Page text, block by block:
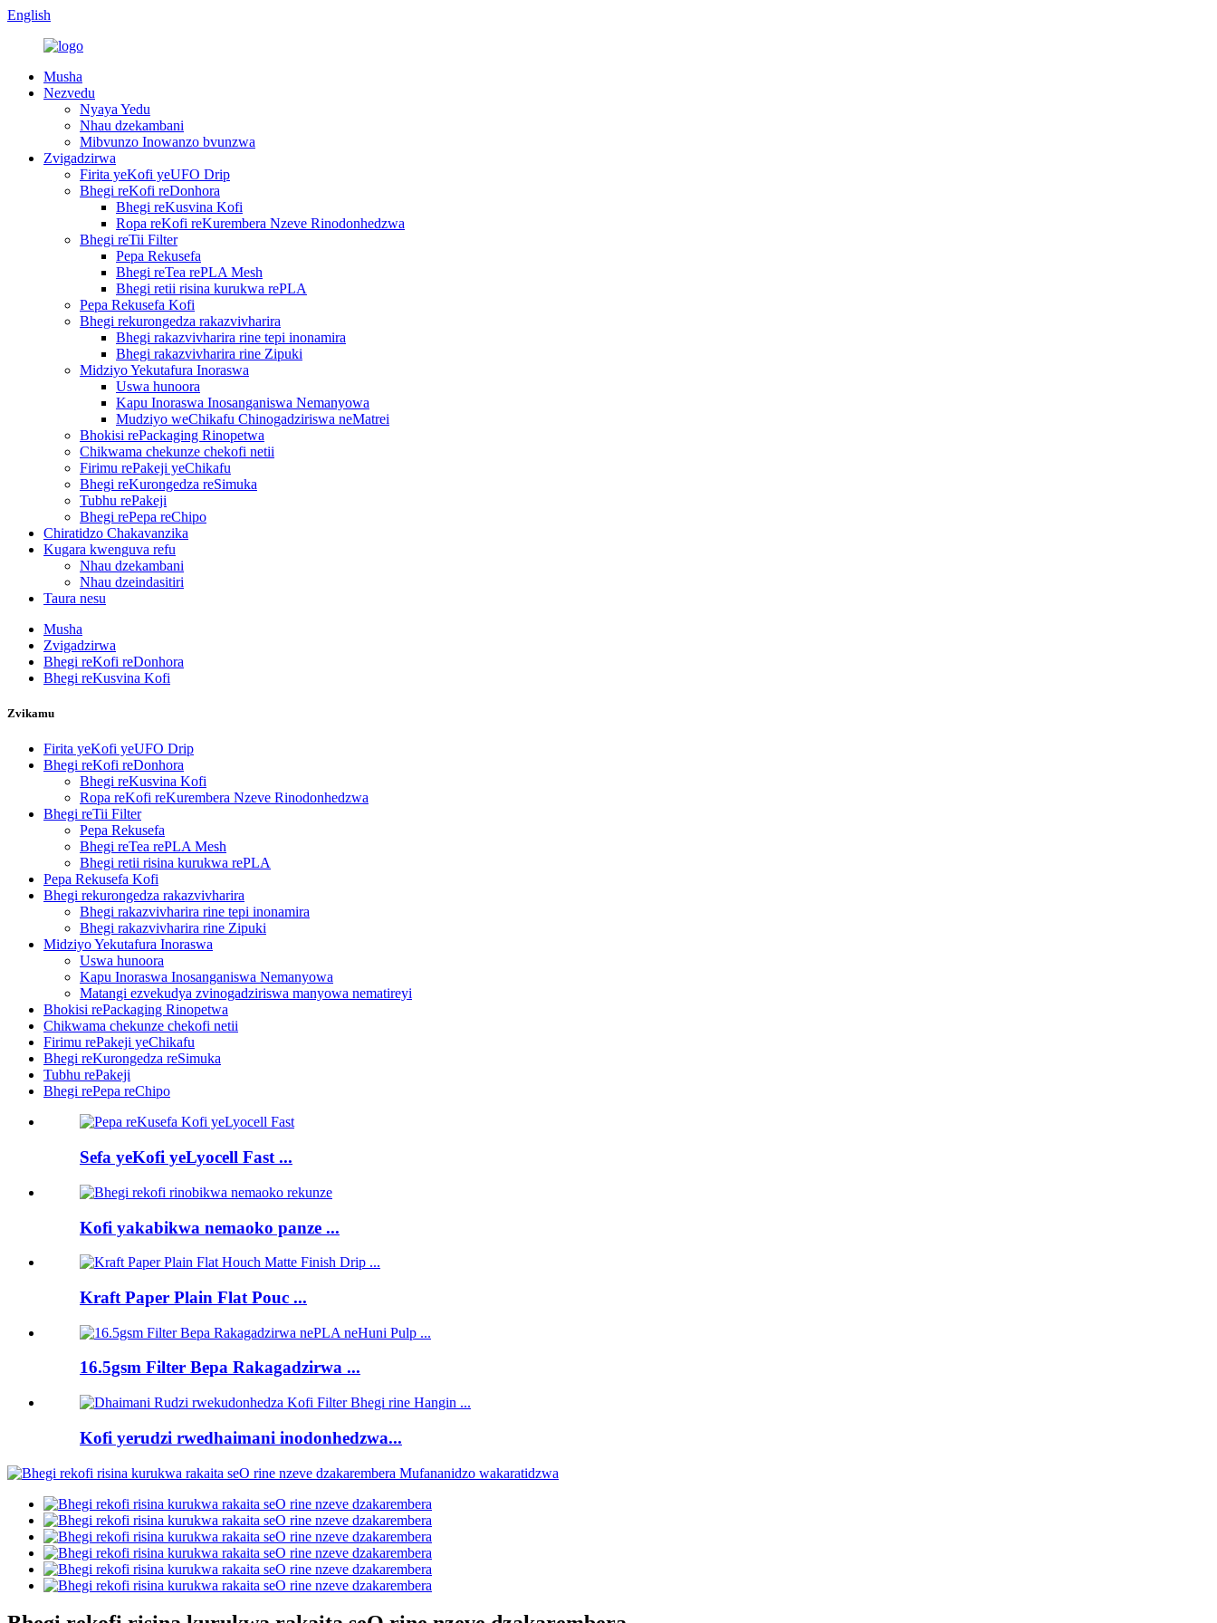
English
Musha
Nezvedu
Nyaya Yedu
Nhau dzekambani
Mibvunzo Inowanzo bvunzwa
Zvigadzirwa
Firita yeKofi yeUFO Drip
Bhegi reKofi reDonhora
Bhegi reKusvina Kofi
Ropa reKofi reKurembera Nzeve Rinodonhedzwa
Bhegi reTii Filter
Pepa Rekusefa
Bhegi reTea rePLA Mesh
Bhegi retii risina kurukwa rePLA
Pepa Rekusefa Kofi
Bhegi rekurongedza rakazvivharira
Bhegi rakazvivharira rine tepi inonamira
Bhegi rakazvivharira rine Zipuki
Midziyo Yekutafura Inoraswa
Uswa hunoora
Kapu Inoraswa Inosanganiswa Nemanyowa
Mudziyo weChikafu Chinogadziriswa neMatrei
Bhokisi rePackaging Rinopetwa
Chikwama chekunze chekofi netii
Firimu rePakeji yeChikafu
Bhegi reKurongedza reSimuka
Tubhu rePakeji
Bhegi rePepa reChipo
Chiratidzo Chakavanzika
Kugara kwenguva refu
Nhau dzekambani
Nhau dzeindasitiri
Taura nesu
Musha
Zvigadzirwa
Bhegi reKofi reDonhora
Bhegi reKusvina Kofi
Zvikamu
Firita yeKofi yeUFO Drip
Bhegi reKofi reDonhora
Bhegi reKusvina Kofi
Ropa reKofi reKurembera Nzeve Rinodonhedzwa
Bhegi reTii Filter
Pepa Rekusefa
Bhegi reTea rePLA Mesh
Bhegi retii risina kurukwa rePLA
Pepa Rekusefa Kofi
Bhegi rekurongedza rakazvivharira
Bhegi rakazvivharira rine tepi inonamira
Bhegi rakazvivharira rine Zipuki
Midziyo Yekutafura Inoraswa
Uswa hunoora
Kapu Inoraswa Inosanganiswa Nemanyowa
Matangi ezvekudya zvinogadziriswa manyowa nematireyi
Bhokisi rePackaging Rinopetwa
Chikwama chekunze chekofi netii
Firimu rePakeji yeChikafu
Bhegi reKurongedza reSimuka
Tubhu rePakeji
Bhegi rePepa reChipo
Sefa yeKofi yeLyocell Fast ...
Kofi yakabikwa nemaoko panze ...
Kraft Paper Plain Flat Pouc ...
16.5gsm Filter Bepa Rakagadzirwa ...
Kofi yerudzi rwedhaimani inodonhedzwa...